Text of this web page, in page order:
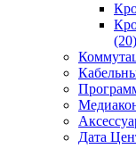
(20)
Дата